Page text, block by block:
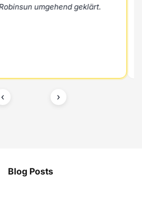
umgehend geklärt.
‹ ›
Blog Posts